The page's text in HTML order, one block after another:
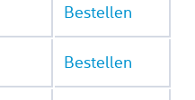
Bestellen
Bestellen